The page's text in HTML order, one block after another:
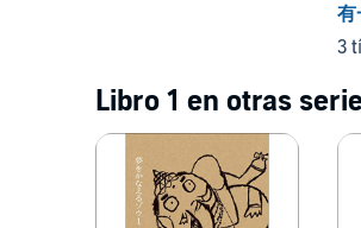
有
3
Libro 1 en otras